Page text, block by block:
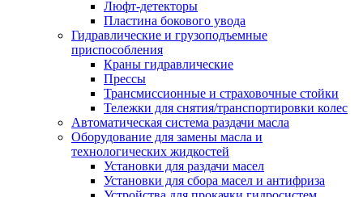
Люфт-детекторы
Пластина бокового увода
Гидравлические и грузоподъемные
приспособления
Краны гидравлические
Прессы
Трансмиссионные и страховочные стойки
Тележки для снятия/транспортировки колес
Автоматическая система раздачи масла
Оборудование для замены масла и
технологических жидкостей
Установки для раздачи масел
Установки для сбора масел и антифриза